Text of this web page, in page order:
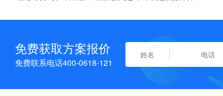
免费获取方案报价
免费联系电话400-0618-121